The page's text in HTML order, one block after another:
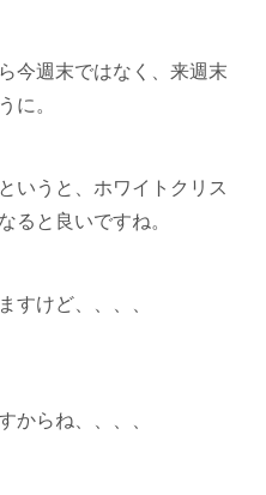
今週末ではなく、来週末
に。
いうと、ホワイトクリス
ると良いですね。
すけど、、、、
からね、、、、